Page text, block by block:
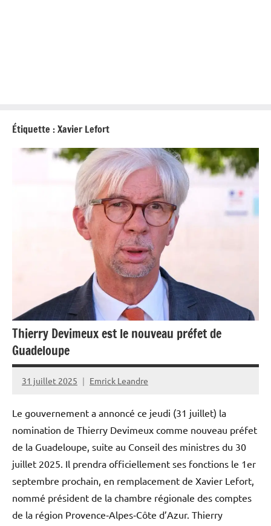
Étiquette :Xavier Lefort
Thierry Devimeux est le nouveau préfet de
Guadeloupe
31 juillet 2025 Emrick Leandre
Le gouvernement a annoncé ce jeudi (31 juillet) la
nomination de Thierry Devimeux comme nouveau préfet
de la Guadeloupe, suite au Conseil des ministres du 30
juillet 2025. Il prendra officiellement ses fonctions le 1er
septembre prochain, en remplacement de Xavier Lefort,
nommé président de la chambre régionale des comptes
de la région Provence‑Alpes‑Côte d’Azur. Thierry